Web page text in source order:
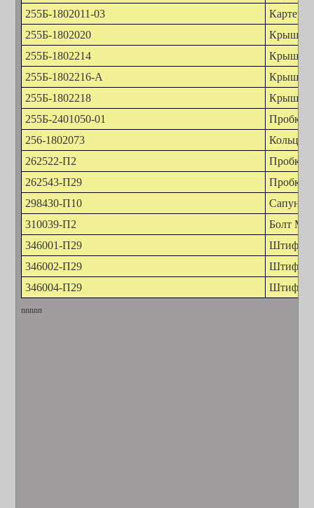
255Б-1802011-03
Картер
255Б-1802020
Крышка
255Б-1802214
Крышка
255Б-1802216-А
Крышка
255Б-1802218
Крышка
255Б-2401050-01
Пробка
256-1802073
Кольцо
262522-П2
Пробка
262543-П29
Пробка
298430-П10
Сапун К
310039-П2
Болт
346001-П29
Штифт
346002-П29
Штифт
346004-П29
Штифт
nnnnn